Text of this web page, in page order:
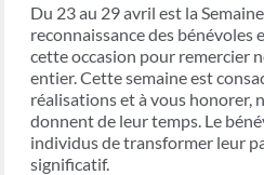
Du 23 au 29 avril est la
reconnaissance des
cette occasion pour remercier
entier. Cette semaine est
réalisations et à vous honorer,
donnent de leur temps. Le
individus de transformer leur
significatif.